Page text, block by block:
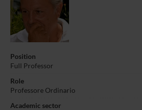
Position
Full Professor
Role
Professore Ordinario
Academic sector